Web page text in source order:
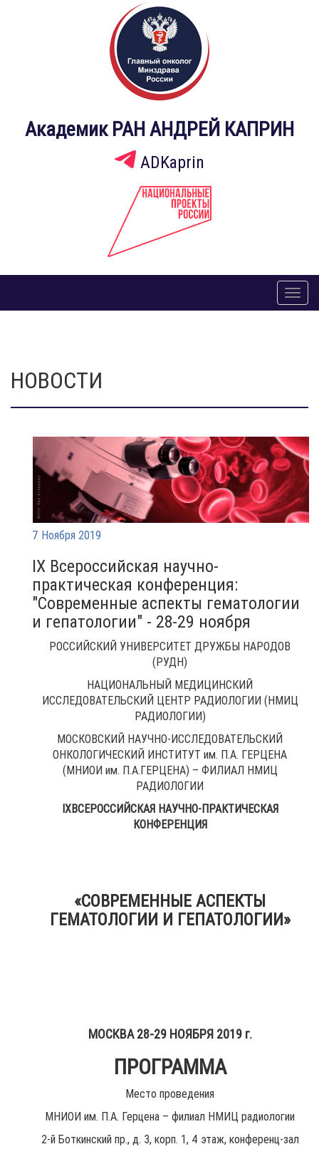
Академик РАН АНДРЕЙ КАПРИН
ADKaprin
НОВОСТИ
7 Ноября 2019
IX Всероссийская научно-
практическая конференция:
"Современные аспекты гематологии
и гепатологии" - 28-29 ноября
РОССИЙСКИЙ УНИВЕРСИТЕТ ДРУЖБЫ НАРОДОВ
(РУДН)
НАЦИОНАЛЬНЫЙ МЕДИЦИНСКИЙ
ИССЛЕДОВАТЕЛЬСКИЙ ЦЕНТР РАДИОЛОГИИ (НМИЦ
РАДИОЛОГИИ)
МОСКОВСКИЙ НАУЧНО-ИССЛЕДОВАТЕЛЬСКИЙ
ОНКОЛОГИЧЕСКИЙ ИНСТИТУТ им. П.А. ГЕРЦЕНА
(МНИОИ им. П.А.ГЕРЦЕНА) – ФИЛИАЛ НМИЦ
РАДИОЛОГИИ
IXВСЕРОССИЙСКАЯ НАУЧНО-ПРАКТИЧЕСКАЯ
КОНФЕРЕНЦИЯ
«СОВРЕМЕННЫЕ АСПЕКТЫ
ГЕМАТОЛОГИИ И ГЕПАТОЛОГИИ»
МОСКВА 28-29 НОЯБРЯ 2019 г.
ПРОГРАММА
Место проведения
МНИОИ им. П.А. Герцена – филиал НМИЦ радиологии
2-й Боткинский пр., д. 3, корп. 1, 4 этаж, конференц-зал